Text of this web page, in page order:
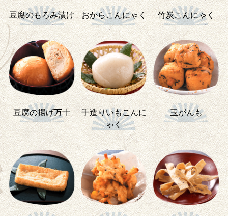
豆腐のもろみ漬け おからこんにゃく 竹炭こんにゃく
豆腐の揚げ万十
手造りいもこんに
ゃく
玉がんも